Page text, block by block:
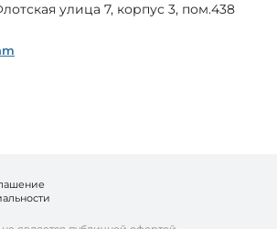
улица 7, корпус 3, пом.438